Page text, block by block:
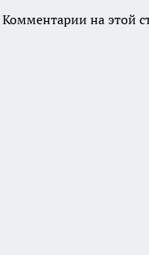
Комментарии на этой